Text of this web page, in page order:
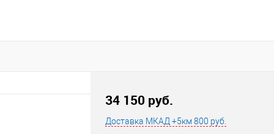
34 150 руб.
Доставка МКАД +5км 800 руб.